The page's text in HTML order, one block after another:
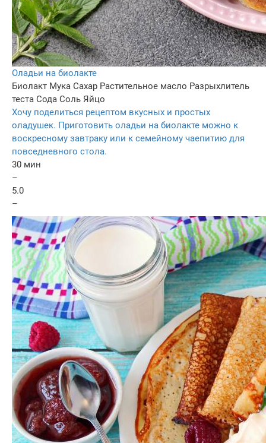
Оладьи на биолакте
Биолакт Мука Сахар Растительное масло Разрыхлитель
теста Сода Соль Яйцо
Хочу поделиться рецептом вкусных и простых
оладушек. Приготовить оладьи на биолакте можно к
воскресному завтраку или к семейному чаепитию для
повседневного стола.
30 мин
–
5.0
–